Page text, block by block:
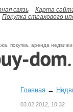
связь Карта
Покупка страхового
покупка, аренда
Главная →
03.02.2012, 10:32